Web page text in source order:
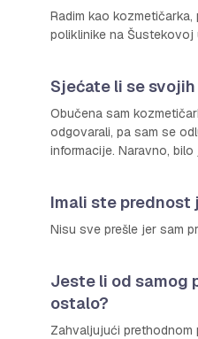
Radim kao
poliklinike na
Sjećate li se
Obučena sam
odgovarali, pa sam se
informacije. Naravno,
Imali ste prednost
Nisu sve prešle jer sam
Jeste li od samog
ostalo?
Zahvaljujući